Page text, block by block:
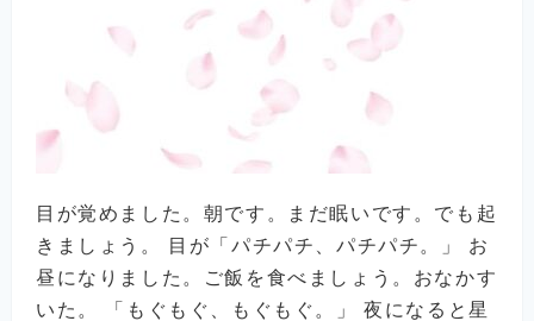
目が覚めました。朝です。まだ眠いです。でも起
きましょう。 目が「パチパチ、パチパチ。」 お
昼になりました。ご飯を食べましょう。おなかす
いた。 「もぐもぐ、もぐもぐ。」 夜になると星